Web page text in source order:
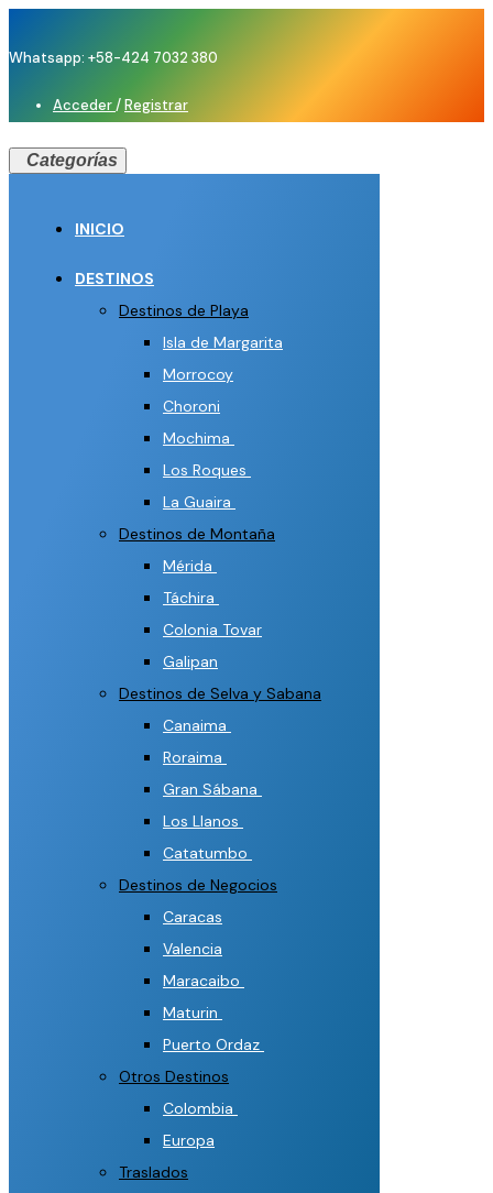
Whatsapp: +58-424 7032 380
Acceder/Registrar
Categorías
INICIO
DESTINOS
Destinos de Playa
Isla de Margarita
Morrocoy
Choroni
Mochima
Los Roques
La Guaira
Destinos de Montaña
Mérida
Táchira
Colonia Tovar
Galipan
Destinos de Selva y Sabana
Canaima
Roraima
Gran Sábana
Los Llanos
Catatumbo
Destinos de Negocios
Caracas
Valencia
Maracaibo
Maturin
Puerto Ordaz
Otros Destinos
Colombia
Europa
Traslados